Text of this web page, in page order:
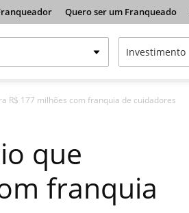
Quero ser um Franqueado
R$ 177 milhões com franquia de cuidadores
que
franquia